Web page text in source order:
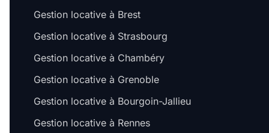
Gestion locative à Brest
Gestion locative à Strasbourg
Gestion locative à Chambéry
Gestion locative à Grenoble
Gestion locative à Bourgoin-Jallieu
Gestion locative à Rennes